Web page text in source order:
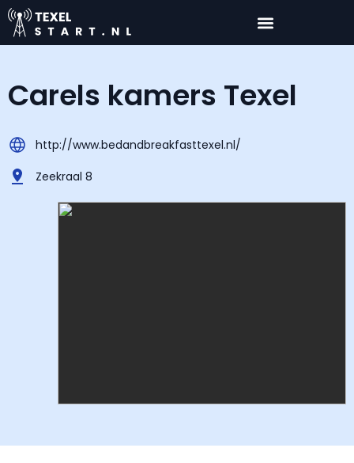
Carels kamers Texel
http://www.bedandbreakfasttexel.nl/
Zeekraal 8